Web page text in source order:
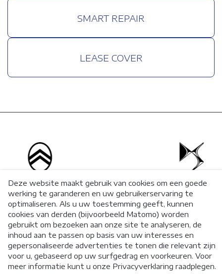
Deze website maakt gebruik van cookies om een goede
werking te garanderen en uw gebruikerservaring te
optimaliseren. Als u uw toestemming geeft, kunnen
cookies van derden (bijvoorbeeld Matomo) worden
gebruikt om bezoeken aan onze site te analyseren, de
inhoud aan te passen op basis van uw interesses en
gepersonaliseerde advertenties te tonen die relevant zijn
voor u, gebaseerd op uw surfgedrag en voorkeuren. Voor
meer informatie kunt u onze Privacyverklaring raadplegen.
SMART REPAIR
LEASE COVER
© 2026 Stellantis Financial Services BeLux
Disclaimer
Privacybeleid
Klachtenbehandeling
SCP verzekering
AssurMiFID Klokkenluiders